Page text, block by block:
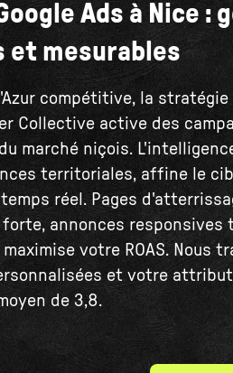
Ads à Nice :
et mesurables
compétitive, la
Collective active des
marché niçois.
territoriales, affine le
réel. Pages
forte, annonces responsives
votre ROAS. Nous
et votre
de 3,8.